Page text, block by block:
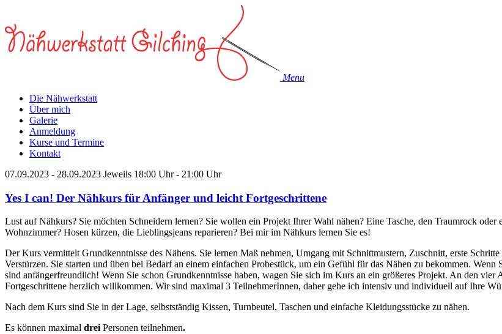
Menu
Die Nähwerkstatt
Über mich
Galerie
Anmeldung
Kurse und Termine
Kontakt
07.09.2023 - 28.09.2023 Jeweils 18:00 Uhr - 21:00 Uhr
Yes I can! Der Nähkurs für Anfänger und leicht Fortgeschrittene
Lust auf Nähkurs? Sie möchten Schneidern lernen? Sie wollen ein Projekt Ihrer Wahl nähen? Eine Tasche, den Traumrock
Wohnzimmer? Hosen kürzen, die Lieblingsjeans reparieren? Bei mir im Nähkurs lernen Sie es!
Der Kurs vermittelt Grundkenntnisse des Nähens. Sie lernen Maß nehmen, Umgang mit Schnittmustern, Zuschnitt, erste
Verstürzen. Sie starten und üben bei Bedarf an einem einfachen Probestück, um ein Gefühl für das Nähen zu bekommen.
sind anfängerfreundlich! Wenn Sie schon Grundkenntnisse haben, wagen Sie sich im Kurs an ein größeres Projekt. An den
Fortgeschrittene herzlich willkommen. Wir sind maximal 3 TeilnehmerInnen, daher gehe ich intensiv und individuell auf Ihre
Nach dem Kurs sind Sie in der Lage, selbstständig Kissen, Turnbeutel, Taschen und einfache Kleidungsstücke zu nähen.
Es können maximal dreiPersonen teilnehmen.